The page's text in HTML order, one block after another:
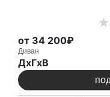
от 34 200₽
Диван
ДxГxВ